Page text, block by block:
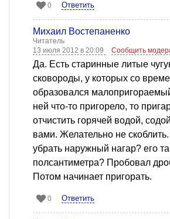
0 Ответить
Михаил Востепаненко
Читатель
13 июля 2012 в 20:09
Сообщить
Да. Есть старинные литые
сковороды, у которых со
образовался
ней что-то пригорело, то
отчистить горячей водой,
вами. Желательно не
убрать наружный нагар? его
полсантиметра? Пробовал
Потом начинает пригорать.
0 Ответить